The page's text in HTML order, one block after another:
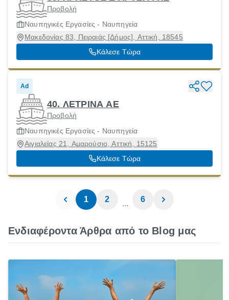
Προβολή
Ναυπηγικές Εργασίες - Ναυπηγεία
Μακεδονίας 83, Πειραιάς [Δήμος], Αττική, 18545
Κάλεσε Τώρα
Ad
40. ΛΕΤΡΙΝΑ ΑΕ
Προβολή
Ναυπηγικές Εργασίες - Ναυπηγεία
Αιγιαλείας 21, Αμαρούσιο, Αττική, 15125
Κάλεσε Τώρα
1 2 ... 6
Ενδιαφέροντα Άρθρα από το Blog μας